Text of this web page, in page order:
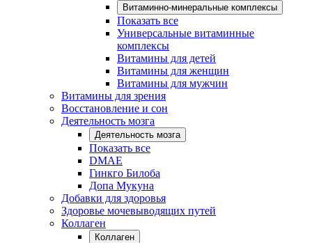
Витаминно-минеральные комплексы
Показать все
Универсальные витаминные
комплексы
Витамины для детей
Витамины для женщин
Витамины для мужчин
Витамины для зрения
Восстановление и сон
Деятельность мозга
Деятельность мозга
Показать все
DMAE
Гинкго Билоба
Допа Мукуна
Добавки для здоровья
Здоровье мочевыводящих путей
Коллаген
Коллаген